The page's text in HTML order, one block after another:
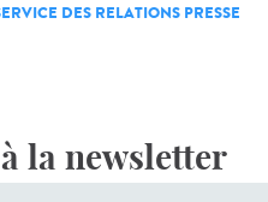
DES RELATIONS PRESSE
la newsletter